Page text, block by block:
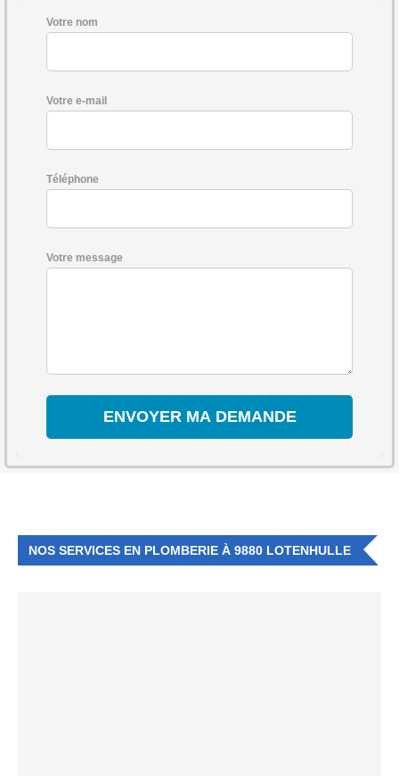
Votre nom
Votre e-mail
Téléphone
Votre message
NOS SERVICES EN PLOMBERIE À 9880 LOTENHULLE